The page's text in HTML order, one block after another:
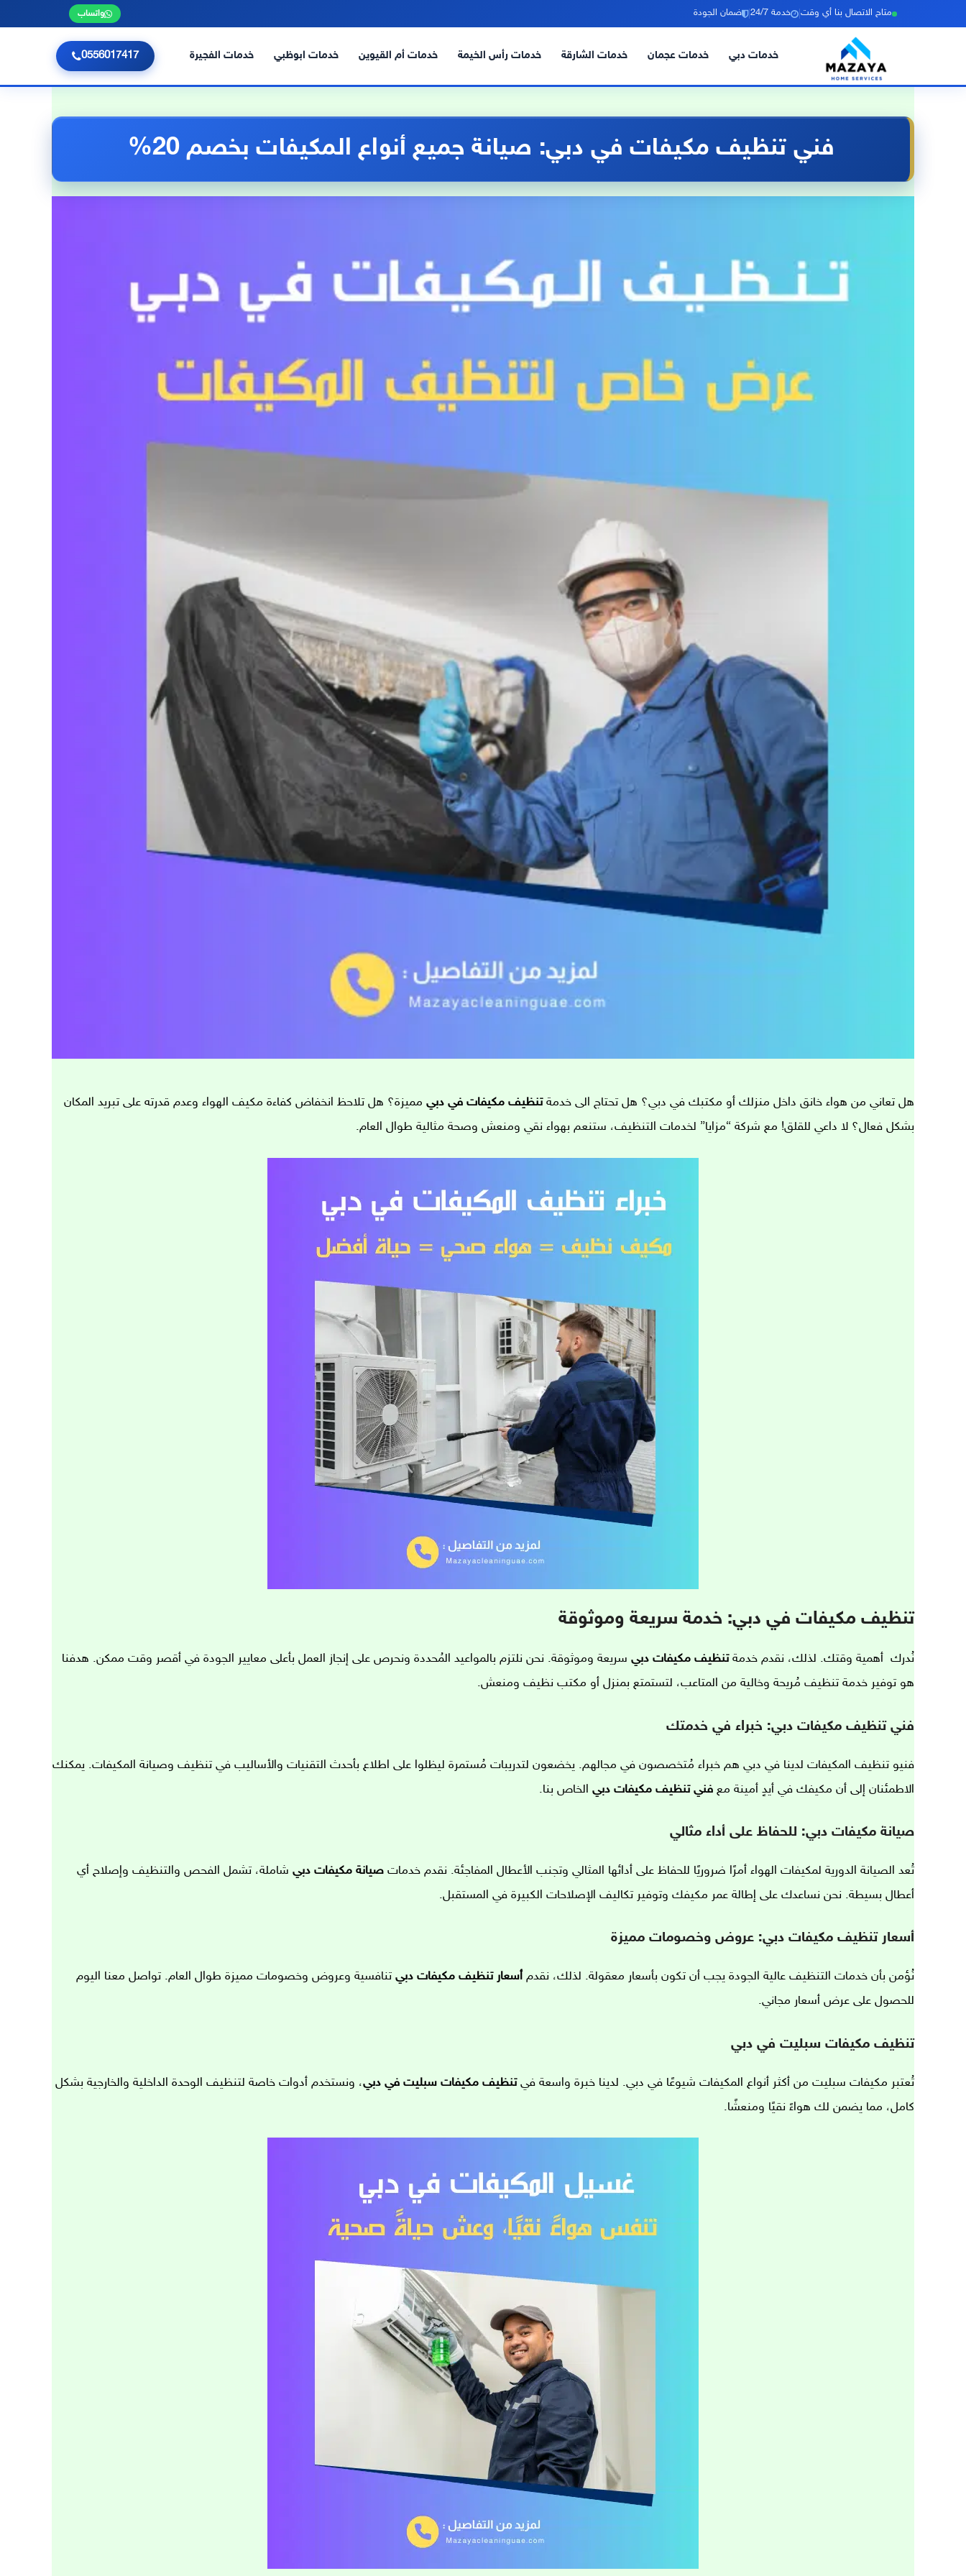
متاح الاتصال بنا أي وقت خدمة 24/7 | ضمان الجودة واتساب
خدمات دبي خدمات عجمان خدمات الشارقة خدمات رأس الخيمة خدمات أم القيوين خدمات ابوظبي خدمات الفجيرة 0556017417
فني تنظيف مكيفات في دبي: صيانة جميع أنواع المكيفات بخصم 20%
هل تعاني من هواء خانق داخل منزلك أو مكتبك في دبي؟ هل تحتاج الى خدمةتنظيف مكيفات في دبي مميزة؟ هل تلاحظ انخفاض كفاءة مكيف الهواء وعدم قدرته على تبريد المكان
بشكل فعال؟ لا داعي للقلق! مع شركة “مزايا” لخدمات التنظيف، ستنعم بهواء نقي ومنعش وصحة مثالية طوال العام.
تنظيف مكيفات في دبي: خدمة سريعة وموثوقة
نُدرك أهمية وقتك. لذلك، نقدم خدمةتنظيف مكيفات دبي سريعة وموثوقة. نحن نلتزم بالمواعيد المُحددة ونحرص على إنجاز العمل بأعلى معايير الجودة في أقصر وقت ممكن. هدفنا
هو توفير خدمة تنظيف مُريحة وخالية من المتاعب، لتستمتع بمنزل أو مكتب نظيف ومنعش.
فني تنظيف مكيفات دبي: خبراء في خدمتك
فنيو تنظيف المكيفات لدينا في دبي هم خبراء مُتخصصون في مجالهم. يخضعون لتدريبات مُستمرة ليظلوا على اطلاع بأحدث التقنيات والأساليب في تنظيف وصيانة المكيفات. يمكنك
الاطمئنان إلى أن مكيفك في أيدٍ أمينة مع فني تنظيف مكيفات دبي الخاص بنا.
صيانة مكيفات دبي: للحفاظ على أداء مثالي
تُعد الصيانة الدورية لمكيفات الهواء أمرًا ضروريًا للحفاظ على أدائها المثالي وتجنب الأعطال المفاجئة. نقدم خدمات صيانة مكيفات دبي شاملة، تشمل الفحص والتنظيف وإصلاح أي
أعطال بسيطة. نحن نساعدك على إطالة عمر مكيفك وتوفير تكاليف الإصلاحات الكبيرة في المستقبل.
أسعار تنظيف مكيفات دبي: عروض وخصومات مميزة
نُؤمن بأن خدمات التنظيف عالية الجودة يجب أن تكون بأسعار معقولة. لذلك، نقدم أسعار تنظيف مكيفات دبي تنافسية وعروض وخصومات مميزة طوال العام. تواصل معنا اليوم
للحصول على عرض أسعار مجاني.
تنظيف مكيفات سبليت في دبي
تُعتبر مكيفات سبليت من أكثر أنواع المكيفات شيوعًا في دبي. لدينا خبرة واسعة فيتنظيف مكيفات سبليت في دبي، ونستخدم أدوات خاصة لتنظيف الوحدة الداخلية والخارجية بشكل
كامل، مما يضمن لك هواءً نقيًا ومنعشًا.